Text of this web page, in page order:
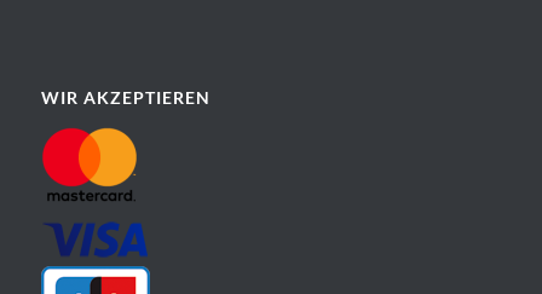
WIR AKZEPTIEREN